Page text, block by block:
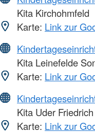
Kita Kirchohmfeld
Karte: Link zur
Kita Leinefelde
Karte: Link zur
Kita Uder
Karte: Link zur